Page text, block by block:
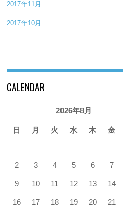
2017年11月
2017年10月
CALENDAR
2026年8月
日 月 火 水 木 金
2 3 4 5 6 7
9 10 11 12 13 14
16 17 18 19 20 21